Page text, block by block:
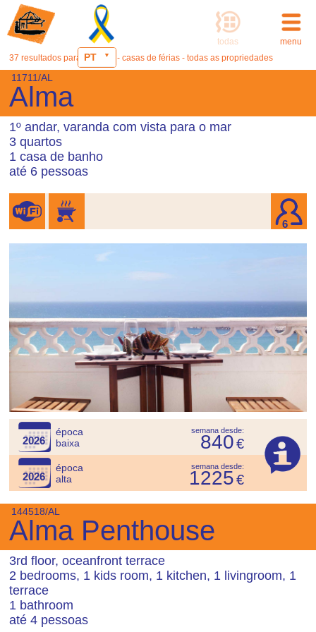
PT
37 resultados para: Ericeira - casas de férias - todas as propriedades
11711/AL
Alma
1º andar, varanda com vista para o mar
3 quartos
1 casa de banho
até 6 pessoas
6
2026
época
baixa
2026
época
alta
semana desde:
840€
semana desde:
1225€
144518/AL
Alma Penthouse
3rd floor, oceanfront terrace
2 bedrooms, 1 kids room, 1 kitchen, 1 livingroom, 1
terrace
1 bathroom
até 4 pessoas
todas menu